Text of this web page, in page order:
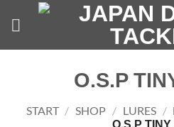
O.S.P
START / SHOP / LURES /